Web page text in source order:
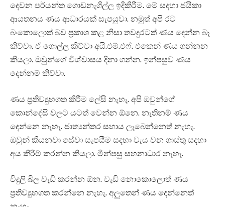
දෙවන පර්යන්ත ගොඩනැගිල්ල ඉදිකිරීම. මේ සදහා ජයිකා
ආයතනය ණය ආධාරයක් සැපයුවා. නමුත් අපි රට
බංකොලොත් බව ප්‍රකාශ කළ නිසා තවදුරටත් ණය දෙන්න බෑ
කිව්වා. ඒ ගොල්ල කිව්වා අයි.එම්.එෆ්. එකෙන් ණය ගන්නන
කියලා. ඔවුන්ගේ විශ්වාසය දිනා ගන්න. ඉන්පසුව ණය
දෙන්නම් කිව්වා.
ණය ප්‍රතිව්‍යුහගත කිරීම ලේසි නැහැ. අපි ඔවුන්ගේ
කොන්දේසි වලට යටත් වෙන්න ඕනෙ. නැතිනම් ණය
දෙන්නෙ නැහැ. ජාත්‍යන්තර සහාය ලැබෙන්නෙත් නැහැ.
ඔවුන් කියනවා සේවා සැපයීම සදහා වැය වන ගාස්තු සදහා
අය කිරීම් කරන්න කියලා. මින්පසු සහනාධාර නැහැ.
විදුලි බිල වැඩි කරන්න ඕන. වැඩි නොකොලොත් ණය
ප්‍රතිව්‍යුහගත කරන්නෙ නැහැ. අලුතෙන් ණය දෙන්නෙත්